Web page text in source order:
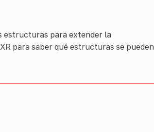
estructuras para extender la
para saber qué estructuras se pueden